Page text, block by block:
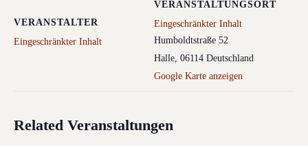
VERANSTALTER
Eingeschränkter Inhalt
VERANSTALTUNGSORT
Eingeschränkter Inhalt
Humboldtstraße 52
Halle 06114 Deutschland
Google Karte anzeigen
Related Veranstaltungen